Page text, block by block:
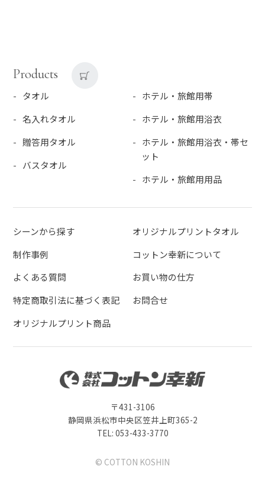
Products
タオル
名入れタオル
贈答用タオル
バスタオル
ホテル・旅館用帯
ホテル・旅館用浴衣
ホテル・旅館用浴衣・帯セ
ット
ホテル・旅館用用品
シーンから探す
オリジナルプリントタオル
制作事例
コットン幸新について
よくある質問
お買い物の仕方
特定商取引法に基づく表記
お問合せ
オリジナルプリント商品
〒431-3106
静岡県浜松市中央区笠井上町365-2
TEL: 053-433-3770
© COTTON KOSHIN